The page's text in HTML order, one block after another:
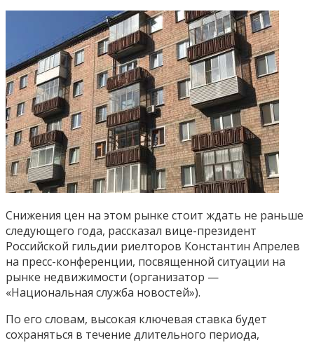
Снижения цен на этом рынке стоит ждать не раньше
следующего года, рассказал вице-президент
Российской гильдии риелторов Константин Апрелев
на пресс-конференции, посвященной ситуации на
рынке недвижимости (организатор —
«Национальная служба новостей»).
По его словам, высокая ключевая ставка будет
сохраняться в течение длительного периода,